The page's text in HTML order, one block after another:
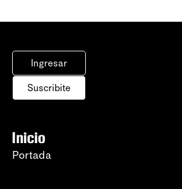
Ingresar
Suscribite
Inicio
Portada